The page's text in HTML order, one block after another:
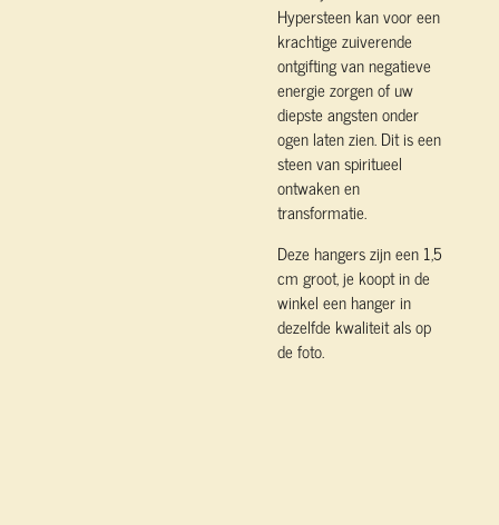
Hypersteen kan voor een
krachtige zuiverende
ontgifting van negatieve
energie zorgen of uw
diepste angsten onder
ogen laten zien. Dit is een
steen van spiritueel
ontwaken en
transformatie.
Deze hangers zijn een 1,5
cm groot, je koopt in de
winkel een hanger in
dezelfde kwaliteit als op
de foto.